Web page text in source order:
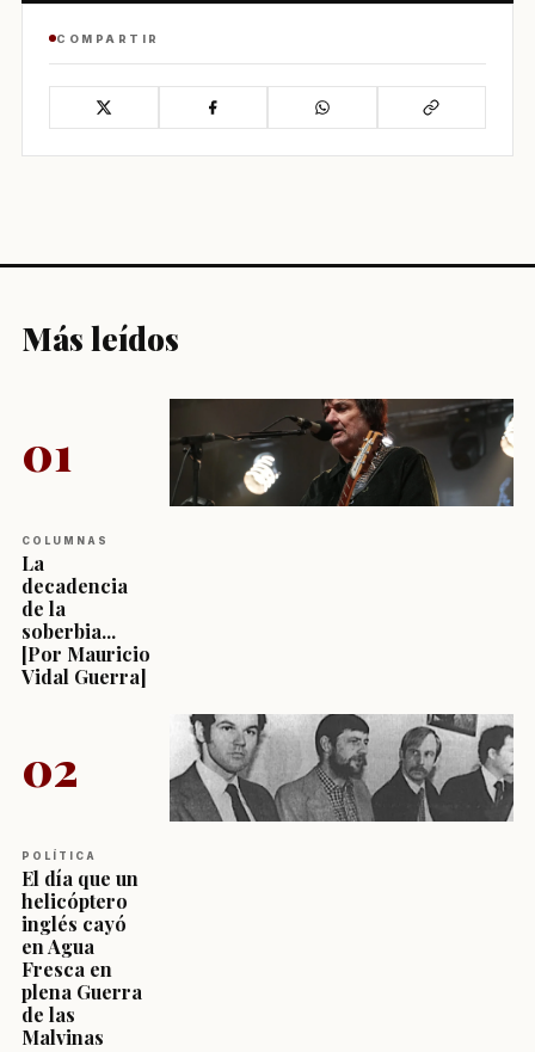
COMPARTIR
Más leídos
01
COLUMNAS
La
decadencia
de la
soberbia...
[Por Mauricio
Vidal Guerra]
02
POLÍTICA
El día que un
helicóptero
inglés cayó
en Agua
Fresca en
plena Guerra
de las
Malvinas